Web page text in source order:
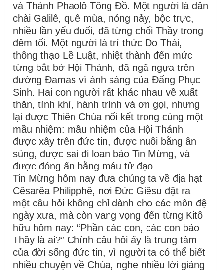
và Thánh Phaolô Tông Đồ. Một người là dân
chài Galilê, quê mùa, nóng nảy, bộc trực,
nhiều lần yếu đuối, đã từng chối Thầy trong
đêm tối. Một người là trí thức Do Thái,
thông thạo Lề Luật, nhiệt thành đến mức
từng bắt bớ Hội Thánh, đã ngã ngựa trên
đường Đamas vì ánh sáng của Đấng Phục
Sinh. Hai con người rất khác nhau về xuất
thân, tính khí, hành trình và ơn gọi, nhưng
lại được Thiên Chúa nối kết trong cùng một
mầu nhiệm: mầu nhiệm của Hội Thánh
được xây trên đức tin, được nuôi bằng ân
sủng, được sai đi loan báo Tin Mừng, và
được đóng ấn bằng máu tử đạo.
Tin Mừng hôm nay đưa chúng ta về địa hạt
Cêsarêa Philipphê, nơi Đức Giêsu đặt ra
một câu hỏi không chỉ dành cho các môn đệ
ngày xưa, mà còn vang vọng đến từng Kitô
hữu hôm nay: “Phần các con, các con bảo
Thầy là ai?” Chính câu hỏi ấy là trung tâm
của đời sống đức tin, vì người ta có thể biết
nhiều chuyện về Chúa, nghe nhiều lời giảng